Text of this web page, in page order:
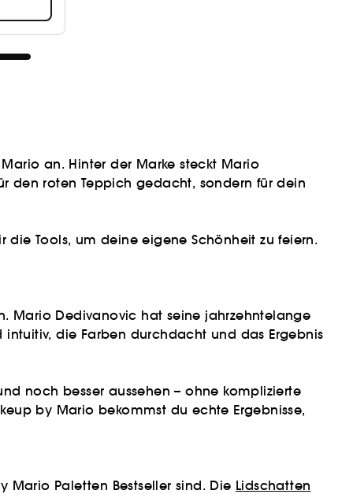
an. Hinter der Marke steckt Mario
den roten Teppich gedacht, sondern für dein
Tools, um deine eigene Schönheit zu feiern.
Mario Dedivanovic hat seine jahrzehntelange
intuitiv, die Farben durchdacht und das Ergebnis
noch besser aussehen – ohne komplizierte
by Mario bekommst du echte Ergebnisse,
Paletten Bestseller sind. Die Lidschatten